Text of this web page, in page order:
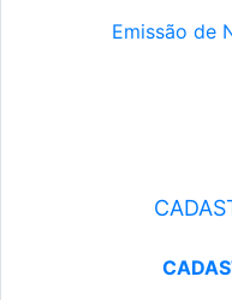
Emissão de